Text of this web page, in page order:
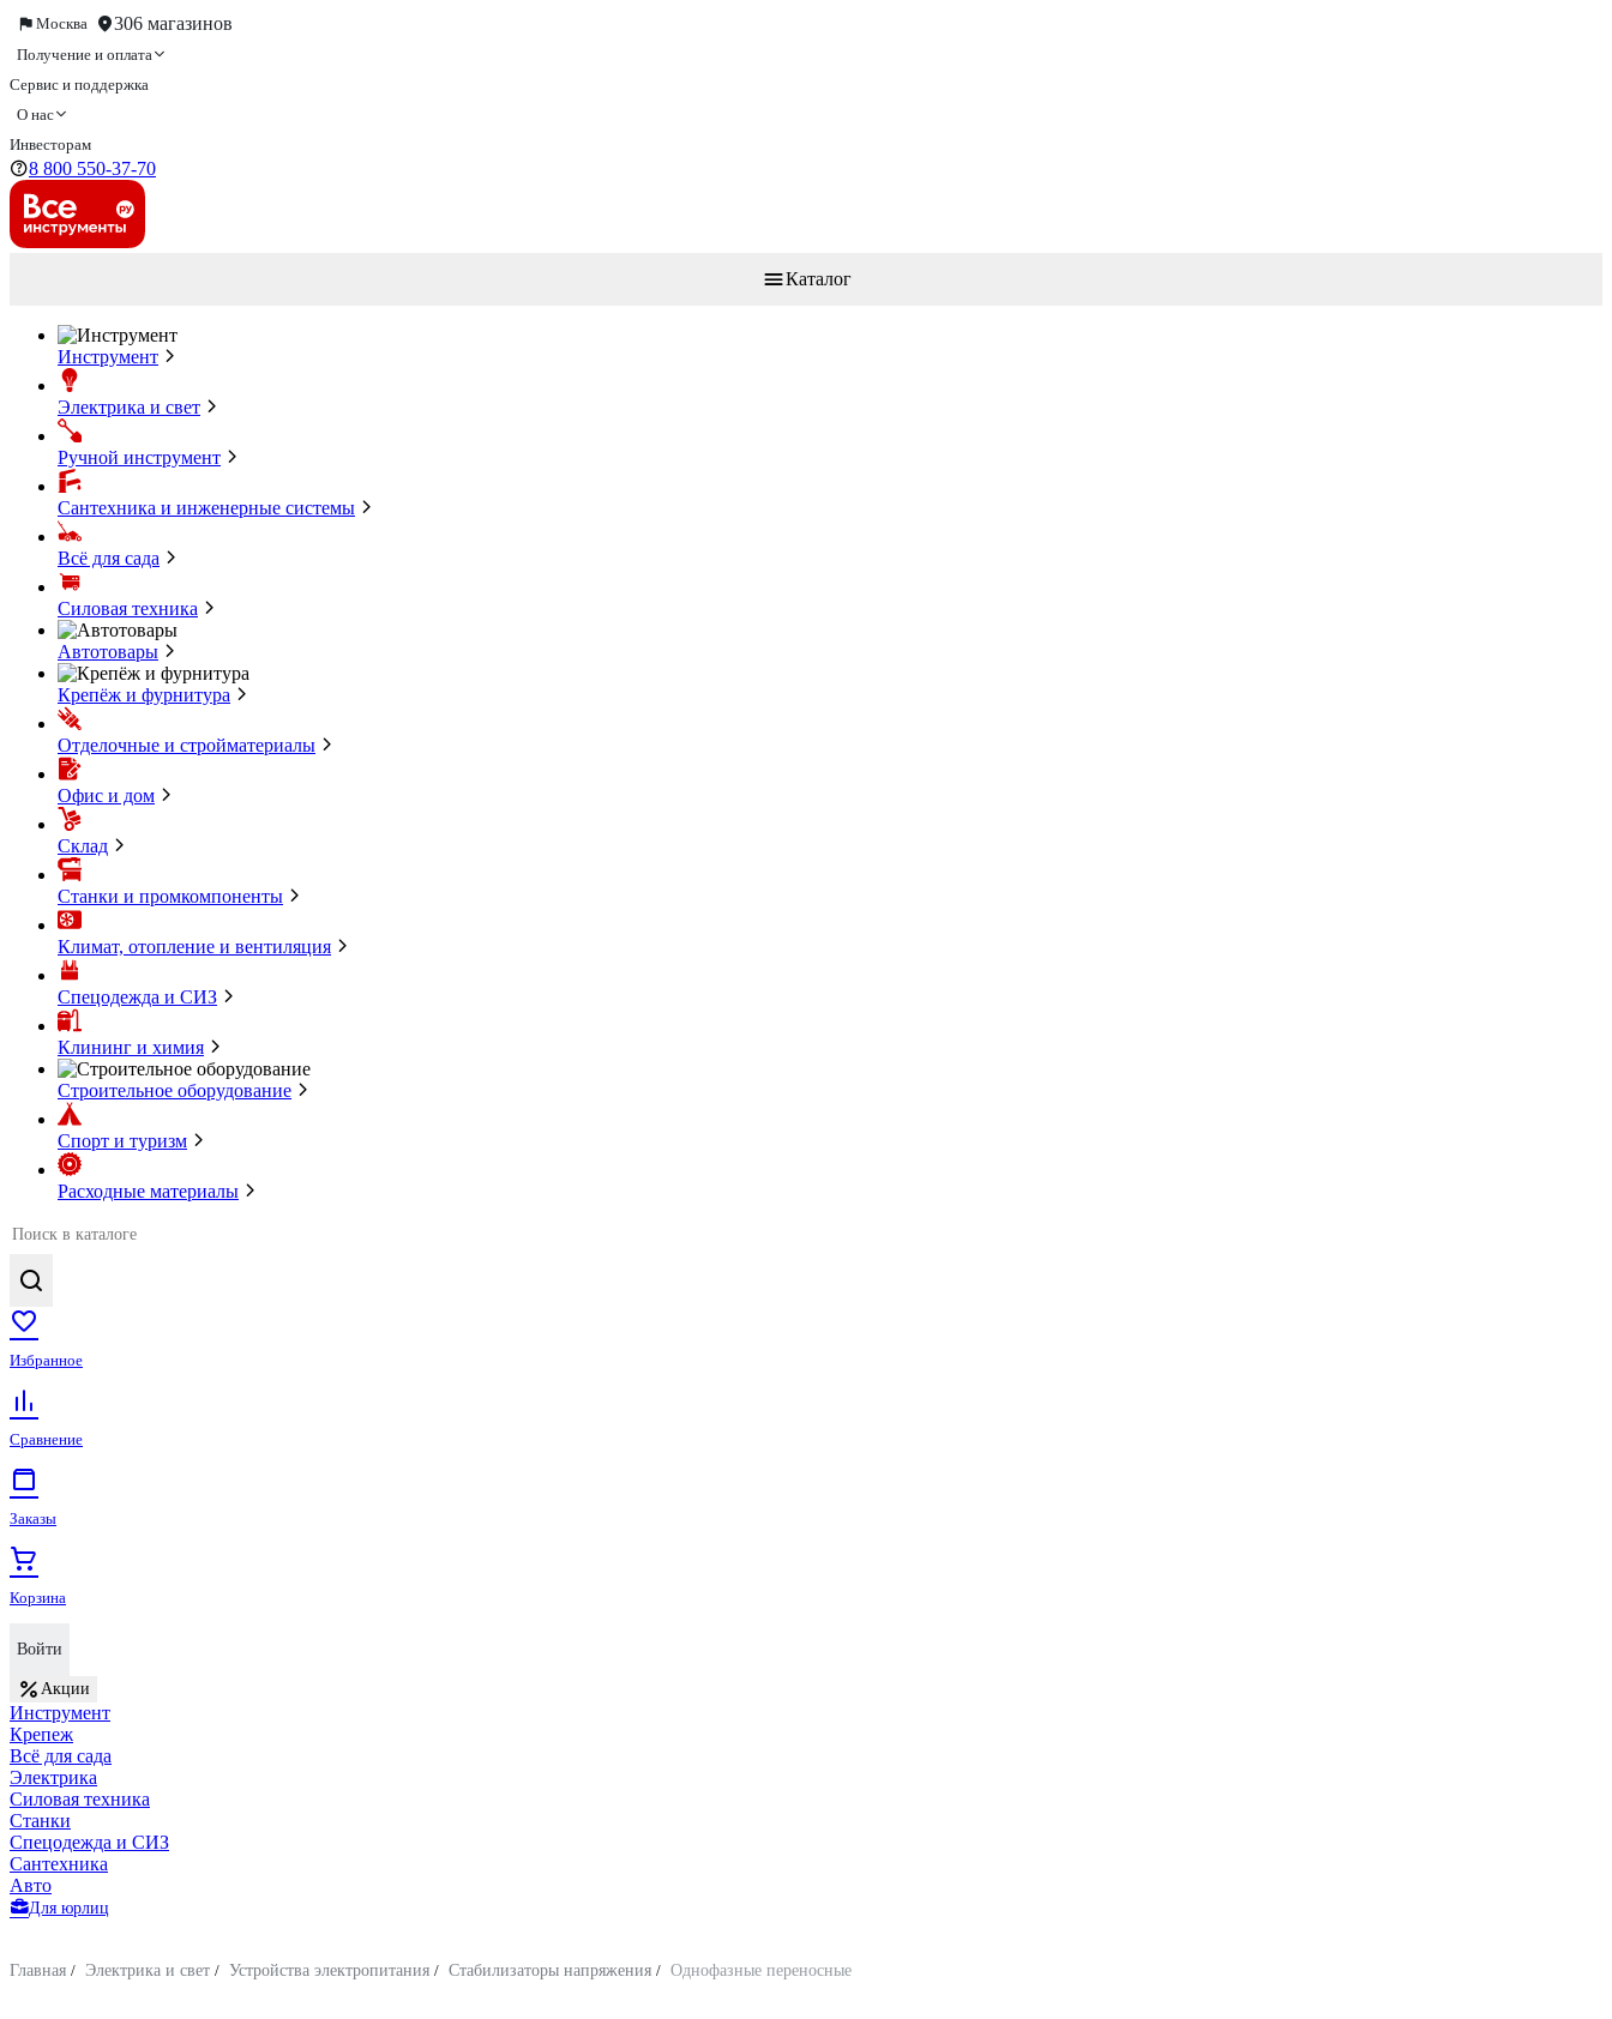
Москва 306 магазинов
Получение и оплата
Сервис и поддержка
О нас
Инвесторам
8 800 550-37-70
Каталог
Инструмент
Электрика и свет
Ручной инструмент
Сантехника и инженерные системы
Всё для сада
Силовая техника
Автотовары
Крепёж и фурнитура
Отделочные и стройматериалы
Офис и дом
Склад
Станки и промкомпоненты
Климат, отопление и вентиляция
Спецодежда и СИЗ
Клининг и химия
Строительное оборудование
Спорт и туризм
Расходные материалы
Избранное
Сравнение
Заказы
Корзина
Войти
Акции
Инструмент
Крепеж
Всё для сада
Электрика
Силовая техника
Станки
Спецодежда и СИЗ
Сантехника
Авто
Для юрлиц
Главная / Электрика и свет / Устройства электропитания / Стабилизаторы напряжения / Однофазные переносные